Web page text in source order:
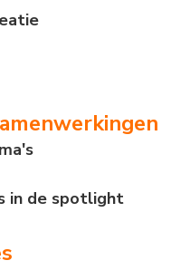
in de spotlight